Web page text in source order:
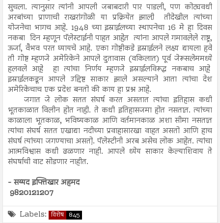
सुचला. त्यानुसार त्यांनी आपली जबाबदारी पार पाडली, पण कोट्यवधी
अरबांच्या प्राणाची राखरांगोळी या प्रक्रियेत झाली़ तीदेखील त्यांच्या
योजनेचा भागच आहे. 1948 च्या इस्राईलच्या स्थापनेचा 16 मे हा दिवस
नकबा दिन म्हणून पॅलेस्टाईनी पाहत आहेत़ त्यांना आपले गमावलेले राष्ट्र,
ऊर्जा, वैभव परत घ्यायचे आहे. एका गोष्टीकडे इस्राईलने लक्ष्य द्यायला हवे
ती गोष्ट म्हणजे अमेरिकेने आपले दुतावास (वकिलात) पूर्व जेरूसलेममध्ये
हलवले आहे़ हा त्यांचा निर्णय म्हणजे इस्राईलविरूद्ध नकबाच आहे़
इस्राईलकडून आपले उद्दिष्ट साकार झाले असल्याने आता त्यांचा देश
अमेरिकेचाच एक प्रदेश बनतो की काय हा प्रश्न आहे.
जगात जे लोक सतत संघर्ष करत असतात त्यांचा इतिहास कधी
भूतकाळात विलीन होत नाही़. ते कधी इतिहासजमा होत नसतात़. त्यांच्या
काळाला भूतकाळ, भविष्यकाळ आणि वर्तमानकाळ अशा सीमा नसतात़
त्यांचा संघर्ष सतत एखाद्या नदीच्या प्रवाहासारखा वाहत असतो आणि हाच
संघर्ष त्यांच्या जगण्याचा असतो़. पॅलेस्टीनी अरब असेच लोक आहेत. त्यांचा
आत्मविश्वास कधी ढळणार नाही. आपले ध्येय साकार केल्याशिवाय ते
संघर्षाची वाट सोडणार नाहीत.
- सय्यद इफ्तिखार अहमद
9820121207
Labels: विशेष 845